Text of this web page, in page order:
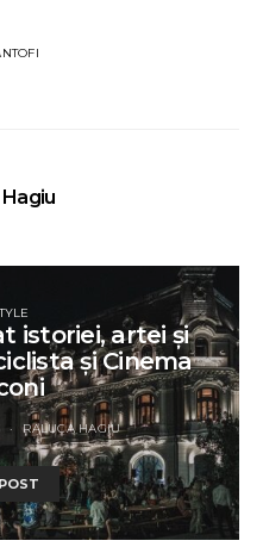
istoriei, artei și
și Cinema
RALUCA HAGIU